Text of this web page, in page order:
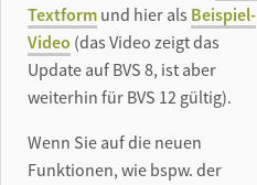
Textform und hier als Beispiel-
Video (das Video zeigt das
Update auf BVS 8, ist aber
weiterhin für BVS 12 gültig).
Wenn Sie auf die neuen
Funktionen, wie bspw. der